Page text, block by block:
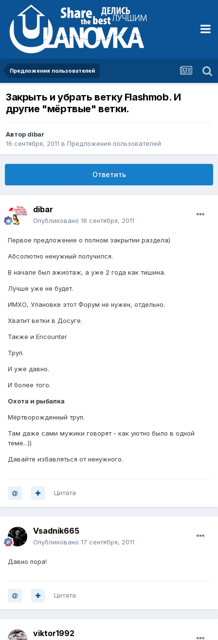
Предложения пользователей
Закрыть и убрать ветку Flashmob. И
другие "мёртвые" ветки.
Автор dibar
16 сентября, 2011 в Предложения пользователей
Ответить
dibar
Опубликовано 16 сентября, 2011
Первое предложение о полном закрытии раздела)
Абсолютно ненужный получился.
В начале был ажиотаж, а уже 2 года как тишина.
Лучше уже не будет.
ИМХО, Улановке этот Форум не нужен, отдельно.
Хватит ветки в Досуге.
Также и Encounter
Труп.
И уже давно.
И более того.
Охота и рыбалка
Мёртворожденный труп.
Там даже сами мужики говорят - как уютно было в одной
теме...))
Давайте избавляться от ненужного.
Цитата
Vsadnik665
Опубликовано 17 сентября, 2011
Давно пора!
Цитата
viktor1992